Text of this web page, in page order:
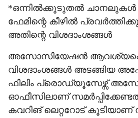
*ഒന്നില്‍ക്കൂടുതല്‍ ചാനലുകള്‍
ഫേമിന്റെ കീഴില്‍
അതിന്റെ വിശദാംശങ്ങള്‍
അസോസിയേഷന്‍
വിശദാംശങ്ങള്‍ അടങ്ങിയ
ഫിലിം പ്രൊഡ്യൂസേഴ്സ്
ഓഫീസിലാണ്
കവറിങ് ലെറ്ററോട് കൂടിയാണ്